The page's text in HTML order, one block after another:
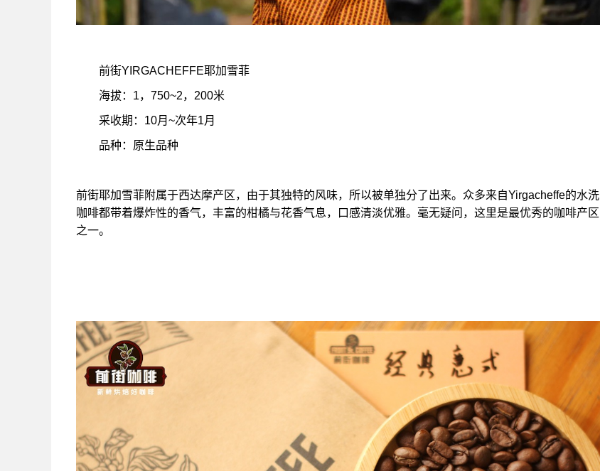
前街YIRGACHEFFE耶加雪菲
海拔：1，750~2，200米
采收期：10月~次年1月
品种：原生品种
前街耶加雪菲附属于西达摩产区，由于其独特的风味，所以被单独分了出来。众多来自Yirgacheffe的水洗
咖啡都带着爆炸性的香气，丰富的柑橘与花香气息，口感清淡优雅。毫无疑问，这里是最优秀的咖啡产区
之一。